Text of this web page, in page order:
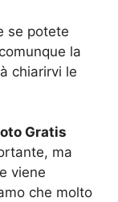
se potete
la
chiarirvi le
Gratis
ma
viene
che molto